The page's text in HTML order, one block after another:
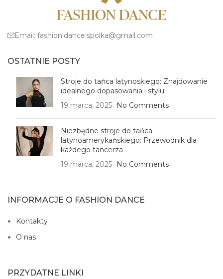
Email: fashion.dance.spolka@gmail.com
OSTATNIE POSTY
Stroje do tańca latynoskiego: Znajdowanie
idealnego dopasowania i stylu
19 marca, 2025
No Comments
Niezbędne stroje do tańca
latynoamerykańskiego: Przewodnik dla
każdego tancerza
19 marca, 2025
No Comments
INFORMACJE O FASHION DANCE
Kontakty
O nas
PRZYDATNE LINKI